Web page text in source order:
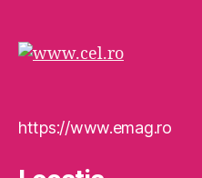
https://www.emag.ro